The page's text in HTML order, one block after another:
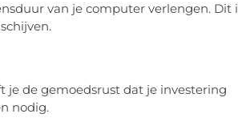
van je computer verlengen. Dit
je de gemoedsrust dat je investering
nodig.